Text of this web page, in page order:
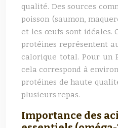
qualité. Des sources
poisson (saumon,
et les œufs sont idéales.
protéines représentent
calorique total. Pour un
cela correspond à
protéines de haute
plusieurs repas.
Importance des